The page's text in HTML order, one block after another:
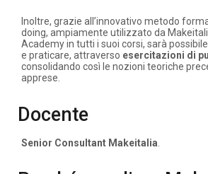
Inoltre, grazie all’innovativo metodo
doing, ampiamente utilizzato da
Academy in tutti i suoi corsi, sarà
e praticare, attraverso esercitazioni di
consolidando così le nozioni teoriche
apprese.
Docente
Senior Consultant Makeitalia